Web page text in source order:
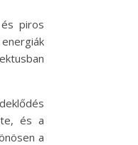
piros
és a
a